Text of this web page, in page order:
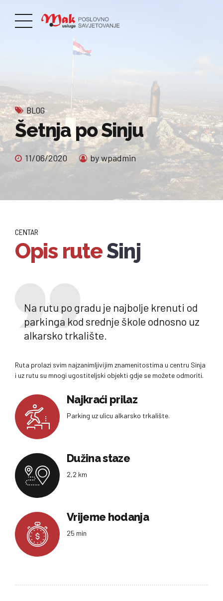
BLOG
Šetnja po Sinju
11/06/2020 by wpadmin
CENTAR
Opis ruteSinj
Na rutu po gradu je najbolje krenuti od
parkinga kod srednje škole odnosno uz
alkarsko trkalište.
Ruta prolazi svim najzanimljivijim znamenitostima u centru Sinja
i uz rutu su mnogi ugostiteljski objekti gdje se možete odmoriti.
Najkraći prilaz
Parking uz ulicu alkarsko trkalište.
Dužina staze
2,2 km
Vrijeme hodanja
25 min